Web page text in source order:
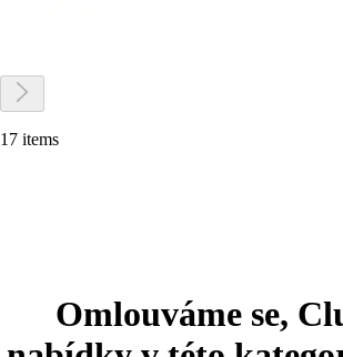
17 items
Omlouváme se,